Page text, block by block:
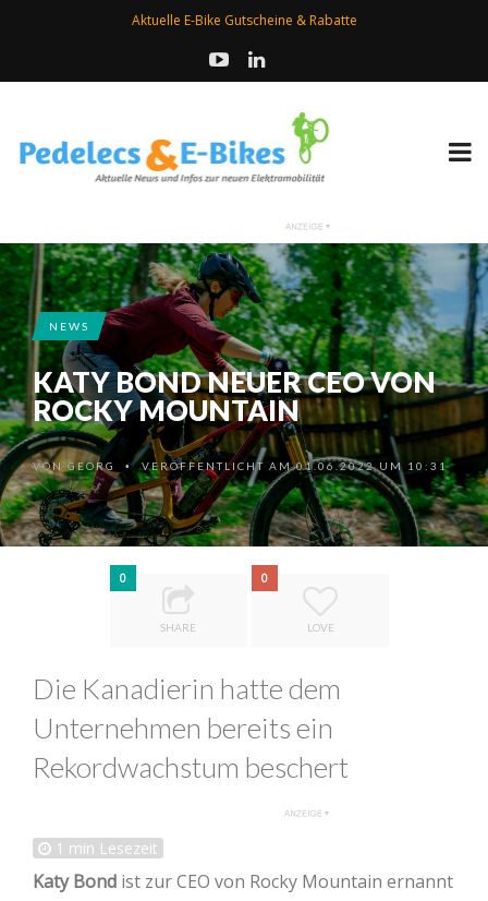
Aktuelle E-Bike Gutscheine & Rabatte
NEWS
KATY BOND NEUER CEO VON
ROCKY MOUNTAIN
VONGEORG •VERÖFFENTLICHT AM 01.06.2022 UM 10:31
0
SHARE
0
LOVE
Die Kanadierin hatte dem
Unternehmen bereits ein
Rekordwachstum beschert
1 min Lesezeit
Katy Bond ist zur CEO von Rocky Mountain ernannt